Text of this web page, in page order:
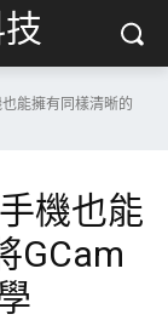
能擁有同樣清晰的
機也能
GCam